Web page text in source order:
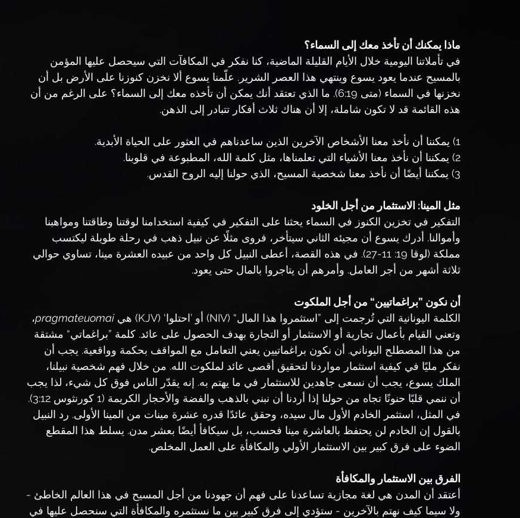
ماذا يمكنك أن تأخذ معك إلى السماء؟
في تأملاتنا اليومية خلال الأيام القليلة الماضية، كنا نفكر في المكافآت التي سيحصل عليها المؤمن
بالمسيح عندما يعود يسوع وينتهي هذا العصر الشرير. علّمنا يسوع ألا نخزن كنوزنا على الأرض بل أن
نخزنها في السماء (متى 6:19). ما الذي تعتقد أنك يمكن أن تأخذه معك إلى السماء؟ على الرغم من أن
هذه القائمة قد لا تكون شاملة، إلا أن هناك ثلاث أفكار تتبادر إلى الذهن.
1) يمكننا أن نأخذ معنا الأشخاص الآخرين الذين ساعدناهم في العثور على الحياة الأبدية.
2) يمكننا أن نأخذ معنا الأشياء التي تعلمناها، مثل كلمة الله، المطبوعة في قلوبنا.
3) يمكننا أيضًا أن نأخذ معنا شخصية المسيح، الذي حولنا إليه الروح القدس.
مثل المينا: الاستثمار من أجل الخلود
التفكير في تخزين الكنوز في السماء يحثنا على التفكير في كيفية استخدامنا لوقتنا وطاقتنا ومواهبنا
وأموالنا. أدرك يسوع أن مجيئه الثاني سيتأخر، فروى مثلًا عن نبيل ذهب في رحلة طويلة ليكتسب
مملكة (لوقا 19: 11-27). في هذه القصة، أعطى النبيل كل واحد من عبيده العشرة مينا، تساوي حوالي
ثلاثة أشهر من أجر العامل. وأمرهم أن يتاجروا بالمال حتى يعود.
أن نكون ”براغماتيين“ من أجل الملكوت
الكلمة اليونانية التي تُرجمت إلى ”استثمروا هذا المال“ (NIV) أو ’احتلوا‘ (KJV) هي
pragmateuomai،
وتعني القيام بأعمال تجارية أو الاستثمار أو التجارة بهدف الحصول على عائد. كلمة ”براغماتي“ مشتقة
من هذا المصطلح اليوناني. أن نكون براغماتيين يعني التعامل مع المواقف بحكمة وواقعية. يجب أن
نفكر مليًا في كيفية استثمار مواردنا لتحقيق أقصى عائد لملكوت الله. من خلال فهم شخصية نبيلنا،
الملك يسوع، يجب أن نسعى جاهدين للاستثمار في ما يهتم به. إنه يقدّر الناس فوق كل شيء، لذا يجب
أن ننمي قلبًا حنونًا تجاه من حولنا إذا أردنا أن نبني بالذهب والفضة والأحجار الكريمة (1 كورنثوس 3:12).
في المثل، استثمر الخادم الأول مال سيده، وحقق عائدًا قدره عشرة مينات من المينا الأولى. رد النبيل
بالقول إن الخادم لن يحتفظ بالعاشرة مينا فحسب، بل سيكافأ أيضًا بعشر مدن. يسلط هذا المقطع
الضوء على فرق كبير بين الاستثمار الأولي والمكافأة على العمل المخلص.
الفرق بين الاستثمار والمكافأة
أعتقد أن المدن هي لغة مجازية تساعدنا على فهم أن جهودنا من أجل المسيح في هذا العالم الخاطئ -
ولا سيما كيف نهتم بالآخرين - ستؤدي إلى فرق كبير بين ما نستثمره والمكافأة التي سنحصل عليها في